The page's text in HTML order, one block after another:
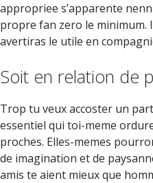
appropriee s’apparente
propre fan zero le minimum.
avertiras le utile en
Soit en relation de
Trop tu veux accoster un
essentiel qui toi-meme
proches. Elles-memes
de imagination et de
amis te aient mieux que